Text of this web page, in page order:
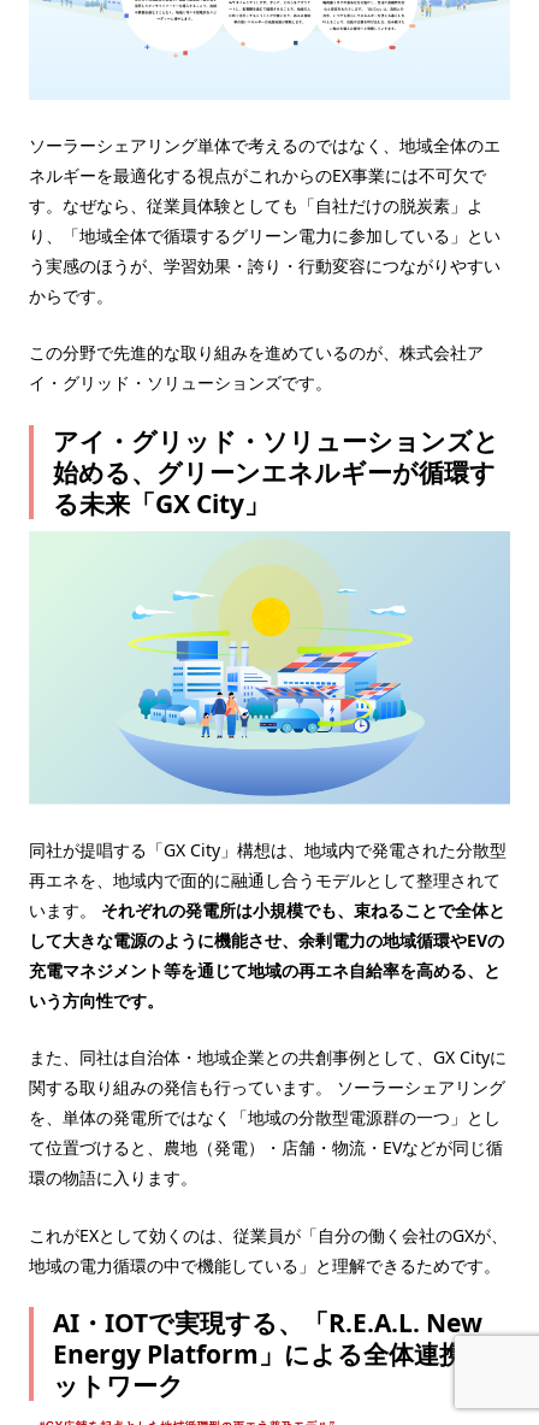
ソーラーシェアリング単体で考えるのではなく、地域全体のエ
ネルギーを最適化する視点がこれからのEX事業には不可欠で
す。なぜなら、従業員体験としても「自社だけの脱炭素」よ
り、「地域全体で循環するグリーン電力に参加している」とい
う実感のほうが、学習効果・誇り・行動変容につながりやすい
からです。
この分野で先進的な取り組みを進めているのが、株式会社ア
イ・グリッド・ソリューションズです。
アイ・グリッド・ソリューションズと
始める、グリーンエネルギーが循環す
る未来「GX City」
同社が提唱する「GX City」構想は、地域内で発電された分散型
再エネを、地域内で面的に融通し合うモデルとして整理されて
います。 それぞれの発電所は小規模でも、束ねることで全体と
して大きな電源のように機能させ、余剰電力の地域循環やEVの
充電マネジメント等を通じて地域の再エネ自給率を高める、と
いう方向性です。
また、同社は自治体・地域企業との共創事例として、GX Cityに
関する取り組みの発信も行っています。 ソーラーシェアリング
を、単体の発電所ではなく「地域の分散型電源群の一つ」とし
て位置づけると、農地（発電）・店舗・物流・EVなどが同じ循
環の物語に入ります。
これがEXとして効くのは、従業員が「自分の働く会社のGXが、
地域の電力循環の中で機能している」と理解できるためです。
AI・IOTで実現する、「R.E.A.L. New
Energy Platform」による全体連携ネ
ットワーク